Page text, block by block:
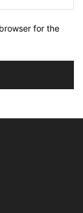
for the